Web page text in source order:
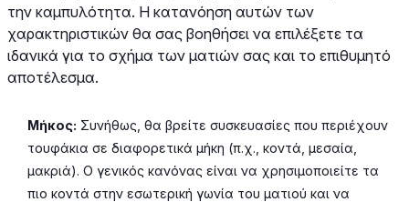
την καμπυλότητα. Η κατανόηση αυτών των
χαρακτηριστικών θα σας βοηθήσει να επιλέξετε τα
ιδανικά για το σχήμα των ματιών σας και το επιθυμητό
αποτέλεσμα.
Μήκος: Συνήθως, θα βρείτε συσκευασίες που περιέχουν
τουφάκια σε διαφορετικά μήκη (π.χ., κοντά, μεσαία,
μακριά). Ο γενικός κανόνας είναι να χρησιμοποιείτε τα
πιο κοντά στην εσωτερική γωνία του ματιού και να